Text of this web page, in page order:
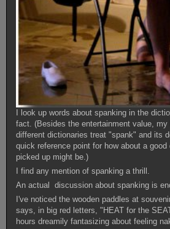
I look up words about spanking in the
fact. (Besides the entertainment value, my
different dictionaries treat "spank" and its
quick reference point for how about a
picked up might be.)
I find any mention of spanking a thrill.
An actual discussion about spanking is
I've noticed the wooden paddles at
says, in big red letters, "HEAT for the
hours dreamily fantasizing about feeling